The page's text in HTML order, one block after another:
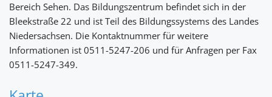
Bereich Sehen. Das Bildungszentrum befindet sich in der
Bleekstraße 22 und ist Teil des Bildungssystems des Landes
Niedersachsen. Die Kontaktnummer für weitere
Informationen ist 0511-5247-206 und für Anfragen per Fax
0511-5247-349.